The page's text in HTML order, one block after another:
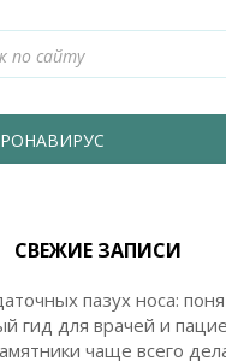
СВЕЖИЕ ЗАПИСИ
пазух носа:
гид для врачей и
чаще всего